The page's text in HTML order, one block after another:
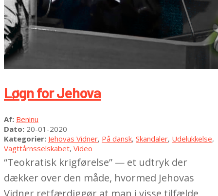
Løgn for Jehova
2020-
01-
20
Af: Beninu
Dato: 20-01-2020
Kategorier: Jehovas Vidner, På dansk, Skandaler, Udelukkelse,
Vagttårnsselskabet, Video
“Teokratisk krigførelse” — et udtryk der
dækker over den måde, hvormed Jehovas
Vidner retfærdiggør at man i visse tilfælde